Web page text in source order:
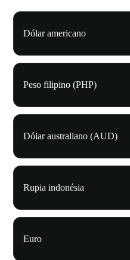
Dólar americano
Peso filipino (PHP)
Dólar australiano (AUD)
Rupia indonésia
Euro